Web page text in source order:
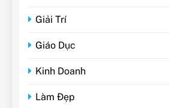
Giải Trí
Giáo Dục
Kinh Doanh
Làm Đẹp